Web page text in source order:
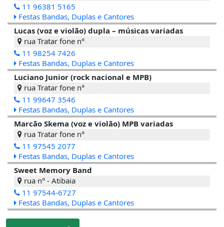
11 96381 5165
Festas Bandas, Duplas e Cantores
Lucas (voz e violão) dupla – músicas variadas
rua Tratar fone n°
11 98254 7426
Festas Bandas, Duplas e Cantores
Luciano Junior (rock nacional e MPB)
rua Tratar fone n°
11 99647 3546
Festas Bandas, Duplas e Cantores
Marcão Skema (voz e violão) MPB variadas
rua Tratar fone n°
11 97545 2077
Festas Bandas, Duplas e Cantores
Sweet Memory Band
rua n° - Atibaia
11 97544-6727
Festas Bandas, Duplas e Cantores